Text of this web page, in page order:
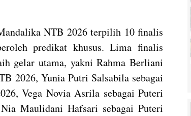
NTB 2026 terpilih 10 finalis
predikat khusus. Lima finalis
gelar utama, yakni Rahma Berliani
2026, Yunia Putri Salsabila sebagai
Vega Novia Asrila sebagai Puteri
Maulidani Hafsari sebagai Puteri